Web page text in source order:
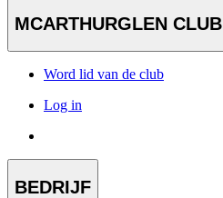
MCARTHURGLEN CLUB
Word lid van de club
Log in
BEDRIJF